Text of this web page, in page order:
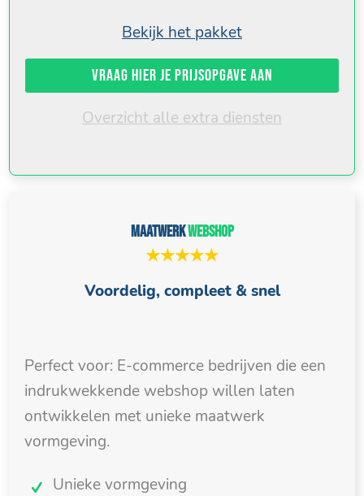
Bekijk het pakket
Vraag hier je prijsopgave aan
Overzicht alle extra diensten
Maatwerkwebshop
★★★★★
Voordelig, compleet & snel
Perfect voor: E-commerce bedrijven die een
indrukwekkende webshop willen laten
ontwikkelen met unieke maatwerk
vormgeving.
Unieke vormgeving